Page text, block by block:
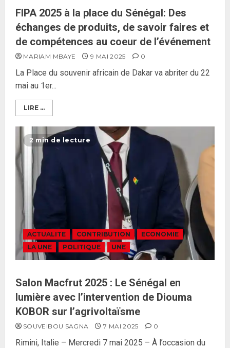
FIPA 2025 à la place du Sénégal: Des
échanges de produits, de savoir faires et
de compétences au coeur de l’événement
MARIAM MBAYE 9 MAI 2025 0
La Place du souvenir africain de Dakar va abriter du 22
mai au 1er...
LIRE ...
2 min de lecture
ACTUALITE CONTRIBUTION
ECONOMIE
LA UNE
POLITIQUE UNE
Salon Macfrut 2025 : Le Sénégal en
lumière avec l’intervention de Diouma
KOBOR sur l’agrivoltaïsme
SOUVEIBOU SAGNA 7 MAI 2025 0
Rimini, Italie – Mercredi 7 mai 2025 – À l’occasion du